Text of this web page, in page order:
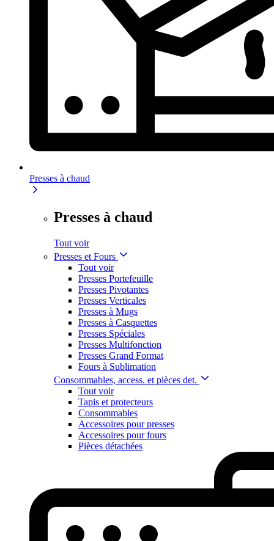
Presses à chaud
Presses à chaud
Tout voir
Presses et Fours
Tout voir
Presses Portefeuille
Presses Pivotantes
Presses Verticales
Presses à Mugs
Presses à Casquettes
Presses Spéciales
Presses Multifonction
Presses Grand Format
Fours à Sublimation
Consommables, access. et pièces det.
Tout voir
Tapis et protecteurs
Consommables
Accessoires pour presses
Accessoires pour fours
Pièces détachées